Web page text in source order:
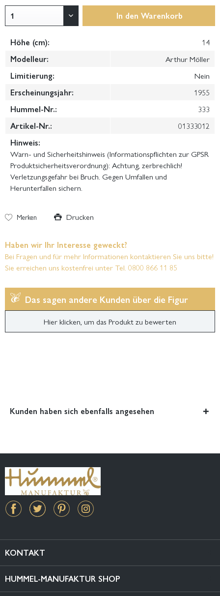
In den Warenkorb
Höhe (cm):
14
Modelleur:
Arthur Möller
Limitierung:
Nein
Erscheinungsjahr:
1955
Hummel-Nr.:
333
Artikel-Nr.:
01333012
Hinweis:
Warn- und Sicherheitshinweis (Informationspflichten zur GPSR
Produktsicherheitsverordnung): Achtung, zerbrechlich!
Verletzungsgefahr bei Bruch. Gegen Umfallen und
Herunterfallen sichern.
Merken Drucken
Haben wir Ihr Interesse geweckt?
Bei Fragen und für mehr Informationen kontaktieren Sie uns bitte!
Sie erreichen uns kostenfrei unter Tel. 0800 866 11 85
Das sagen andere Kunden über die Figur
Hier klicken, um das Produkt zu bewerten
Kunden haben sich ebenfalls angesehen
KONTAKT
HUMMEL-MANUFAKTUR SHOP